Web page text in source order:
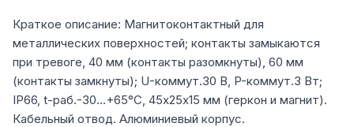
Краткое описание: Магнитоконтактный для
металлических поверхностей; контакты замыкаются
при тревоге, 40 мм (контакты разомкнуты), 60 мм
(контакты замкнуты); U-коммут.30 В, P-коммут.3 Вт;
IP66, t-раб.-30…+65°C, 45х25х15 мм (геркон и магнит).
Кабельный отвод. Алюминиевый корпус.